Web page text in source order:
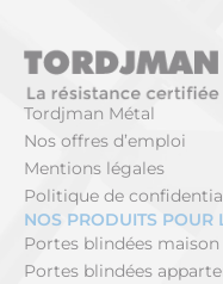
Tordjman Métal
Nos offres d’emploi
Mentions légales
Politique de
NOS PRODUITS POUR
Portes blindées
Portes blindées